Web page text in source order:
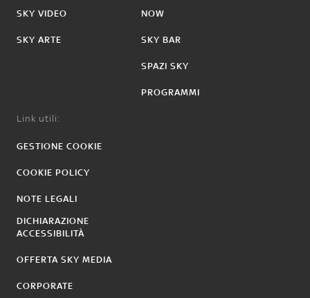
SKY VIDEO
SKY ARTE
NOW
SKY BAR
SPAZI SKY
PROGRAMMI
Link utili:
GESTIONE COOKIE
COOKIE POLICY
NOTE LEGALI
DICHIARAZIONE
ACCESSIBILITÀ
OFFERTA SKY MEDIA
CORPORATE